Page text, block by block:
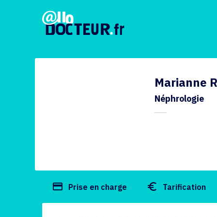
Marianne
Néphrologie
payment Prise en charge euro_symbol Tarification